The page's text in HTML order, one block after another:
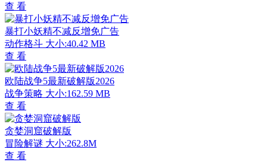
查 看
暴打小妖精不减反增免广告
动作格斗 大小:40.42 MB
查 看
欧陆战争5最新破解版2026
战争策略 大小:162.59 MB
查 看
贪婪洞窟破解版
冒险解谜 大小:262.8M
查 看